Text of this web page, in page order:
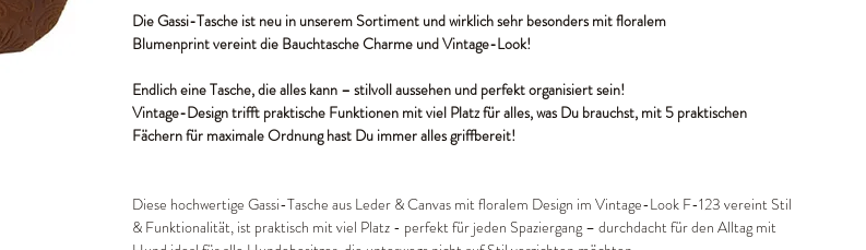
Die Gassi-Tasche ist neu in unserem Sortiment und wirklich sehr besonders mit floralem
Blumenprint vereint die Bauchtasche Charme und Vintage-Look!
Endlich eine Tasche, die alles kann – stilvoll aussehen und perfekt organisiert sein!
Vintage-Design trifft praktische Funktionen mit viel Platz für alles, was Du brauchst, mit 5 praktischen
Fächern für maximale Ordnung hast Du immer alles griffbereit!
Diese hochwertige Gassi-Tasche aus Leder & Canvas mit floralem Design im Vintage-Look F-123 vereint Stil
& Funktionalität, ist praktisch mit viel Platz - perfekt für jeden Spaziergang – durchdacht für den Alltag mit